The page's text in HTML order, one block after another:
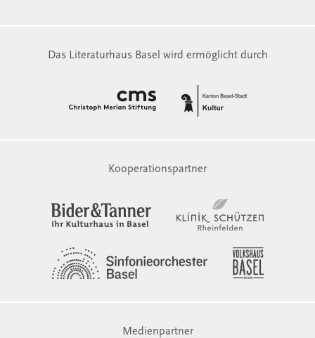
Das Literaturhaus Basel wird ermöglicht durch
Kooperationspartner
Medienpartner